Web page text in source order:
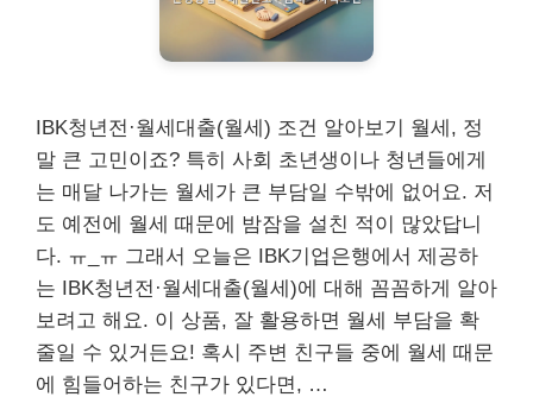
IBK청년전·월세대출(월세) 조건 알아보기 월세, 정
말 큰 고민이죠? 특히 사회 초년생이나 청년들에게
는 매달 나가는 월세가 큰 부담일 수밖에 없어요. 저
도 예전에 월세 때문에 밤잠을 설친 적이 많았답니
다. ㅠ_ㅠ 그래서 오늘은 IBK기업은행에서 제공하
는 IBK청년전·월세대출(월세)에 대해 꼼꼼하게 알아
보려고 해요. 이 상품, 잘 활용하면 월세 부담을 확
줄일 수 있거든요! 혹시 주변 친구들 중에 월세 때문
에 힘들어하는 친구가 있다면, …